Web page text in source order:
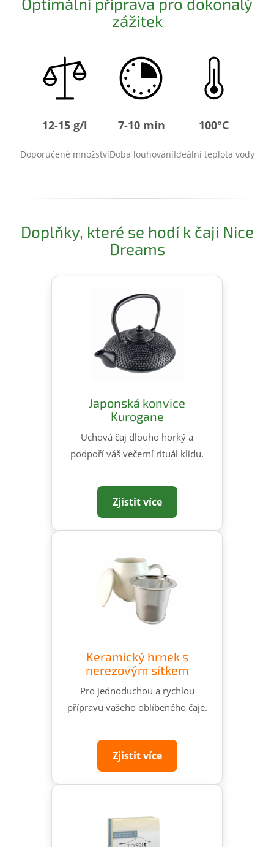
zážitek
12-15 g/l
Doporučené množství
7-10 min
Doba louhování
100°C
Ideální teplota vody
Doplňky, které se hodí k čaji Nice
Dreams
Japonská konvice
Kurogane
Uchová čaj dlouho horký a
podpoří váš večerní rituál klidu.
Zjistit více
Keramický hrnek s
nerezovým sítkem
Pro jednoduchou a rychlou
přípravu vašeho oblíbeného čaje.
Zjistit více